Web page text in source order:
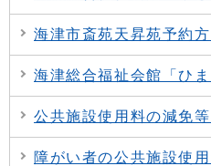
海津市斎苑天昇苑予約
海津総合福祉会館「ひま
公共施設使用料の減免
障がい者の公共施設使